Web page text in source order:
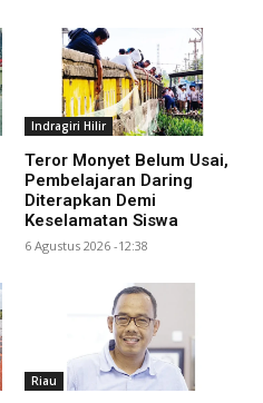
Indragiri Hilir
Teror Monyet Belum Usai,
Pembelajaran Daring
Diterapkan Demi
Keselamatan Siswa
6 Agustus 2026 -12:38
Riau